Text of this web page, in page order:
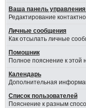
Ваша панель
Редактирование
Личные сообщения
Как отсылать личные
Помошник
Полное пояснение к этой
Календарь
Дополнительная
Список пользователей
Пояснение к разным